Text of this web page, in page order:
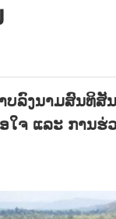
ບລົງນາມສົນທິ
ໃຈ ແລະ ການ